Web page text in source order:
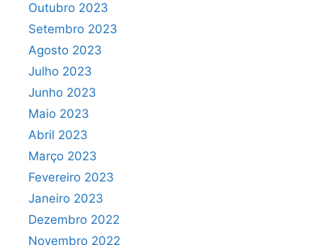
Outubro 2023
Setembro 2023
Agosto 2023
Julho 2023
Junho 2023
Maio 2023
Abril 2023
Março 2023
Fevereiro 2023
Janeiro 2023
Dezembro 2022
Novembro 2022